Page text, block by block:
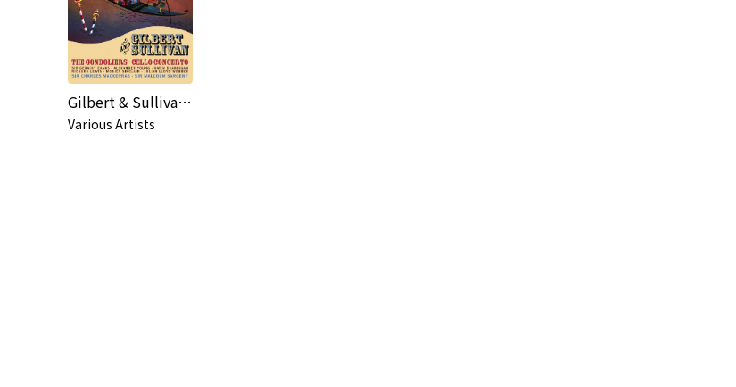
Gilbert & Sullivan: The Gondoliers
Various Artists